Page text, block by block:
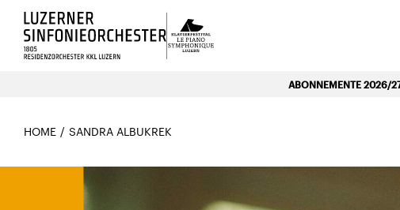
Luzerns Klavierfestival «Le Piano
ABONNEMENTE 2026/
HOME SANDRA ALBUKREK